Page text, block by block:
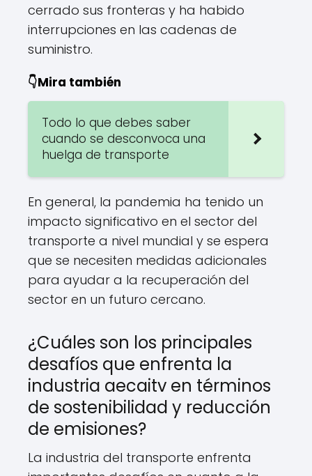
cerrado sus fronteras y ha habido
interrupciones en las cadenas de
suministro.
👇Mira también
Todo lo que debes saber
cuando se desconvoca una
huelga de transporte
En general, la pandemia ha tenido un
impacto significativo en el sector del
transporte a nivel mundial y se espera
que se necesiten medidas adicionales
para ayudar a la recuperación del
sector en un futuro cercano.
¿Cuáles son los principales
desafíos que enfrenta la
industria aecaitv en términos
de sostenibilidad y reducción
de emisiones?
La industria del transporte enfrenta